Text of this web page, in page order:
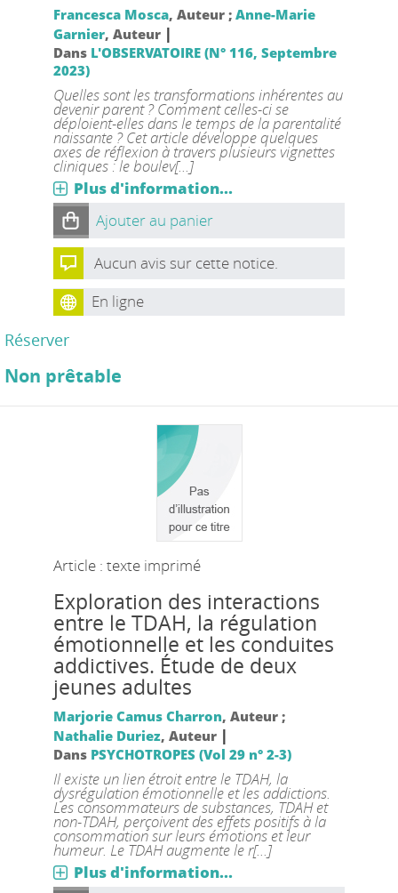
Francesca Mosca, Auteur ; Anne-Marie
Garnier, Auteur |
Dans L'OBSERVATOIRE (N° 116, Septembre
2023)
Quelles sont les transformations inhérentes au
devenir parent ? Comment celles-ci se
déploient-elles dans le temps de la parentalité
naissante ? Cet article développe quelques
axes de réflexion à travers plusieurs vignettes
cliniques : le boulev[...]
Plus d'information...
Ajouter au panier
Aucun avis sur cette notice.
En ligne
Réserver
Non prêtable
Article : texte imprimé
Exploration des interactions
entre le TDAH, la régulation
émotionnelle et les conduites
addictives. Étude de deux
jeunes adultes
Marjorie Camus Charron, Auteur ;
Nathalie Duriez, Auteur |
Dans PSYCHOTROPES (Vol 29 n° 2-3)
Il existe un lien étroit entre le TDAH, la
dysrégulation émotionnelle et les addictions.
Les consommateurs de substances, TDAH et
non-TDAH, perçoivent des effets positifs à la
consommation sur leurs émotions et leur
humeur. Le TDAH augmente le r[...]
Plus d'information...